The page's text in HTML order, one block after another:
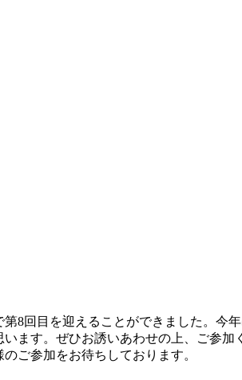
8回目を迎えることができました。今
ます。ぜひお誘いあわせの上、ご参加
ご参加をお待ちしております。